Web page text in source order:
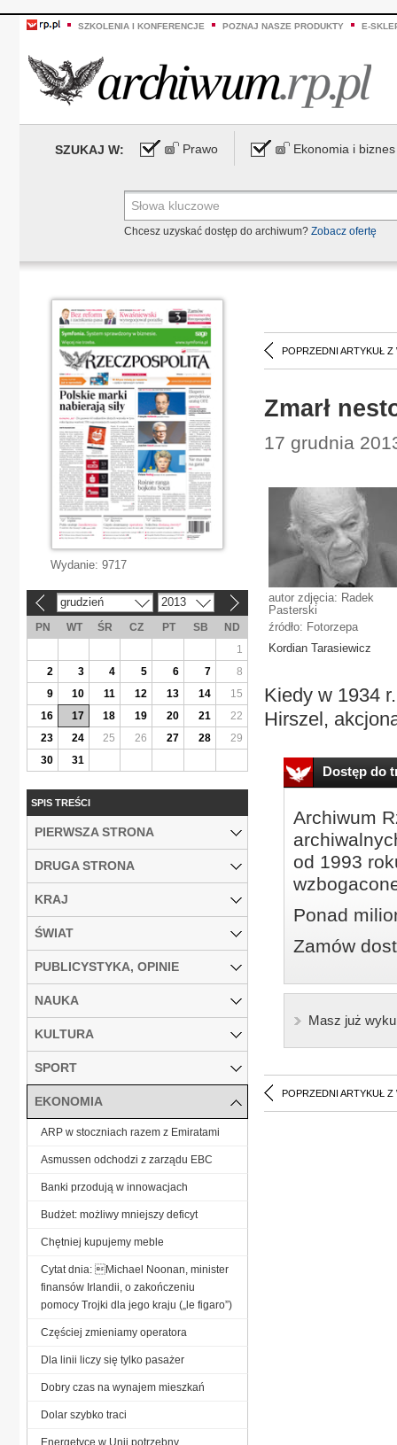
SZKOLENIA I KONFERENCJE POZNAJ NASZE PRODUKTY E-
SZUKAJ W: Prawo Ekonomia i biznes
Chcesz uzyskać dostęp do archiwum? Zobacz ofertę
POPRZEDNI ARTYKUŁ Z
Zmarł
17 grudnia
autor zdjęcia: Radek
Pasterski
źródło: Fotorzepa
Kordian Tarasiewicz
Kiedy w 1934
Hirszel,
Dostęp do
Archiwum
od 1993
Ponad
Zamów
Masz już
POPRZEDNI ARTYKUŁ Z
Wydanie: 9717
grudzień 2013
PN WT ŚR CZ PT SB
ND
1
2
3 4 5 6 7
8
9
10 11 12 13 14
15
16
17 18 19 20 21
22
23
24 25 26 27 28
29
30
31
SPIS TREŚCI
PIERWSZA STRONA
DRUGA STRONA
KRAJ
ŚWIAT
PUBLICYSTYKA, OPINIE
NAUKA
KULTURA
SPORT
EKONOMIA
ARP w stoczniach razem z Emiratami
Asmussen odchodzi z zarządu EBC
Banki przodują w innowacjach
Budżet: możliwy mniejszy deficyt
Chętniej kupujemy meble
Cytat dnia: Michael Noonan, minister
finansów Irlandii, o zakończeniu
pomocy Trojki dla jego kraju („le figaro”)
Częściej zmieniamy operatora
Dla linii liczy się tylko pasażer
Dobry czas na wynajem mieszkań
Dolar szybko traci
Energetyce w Unii potrzebny